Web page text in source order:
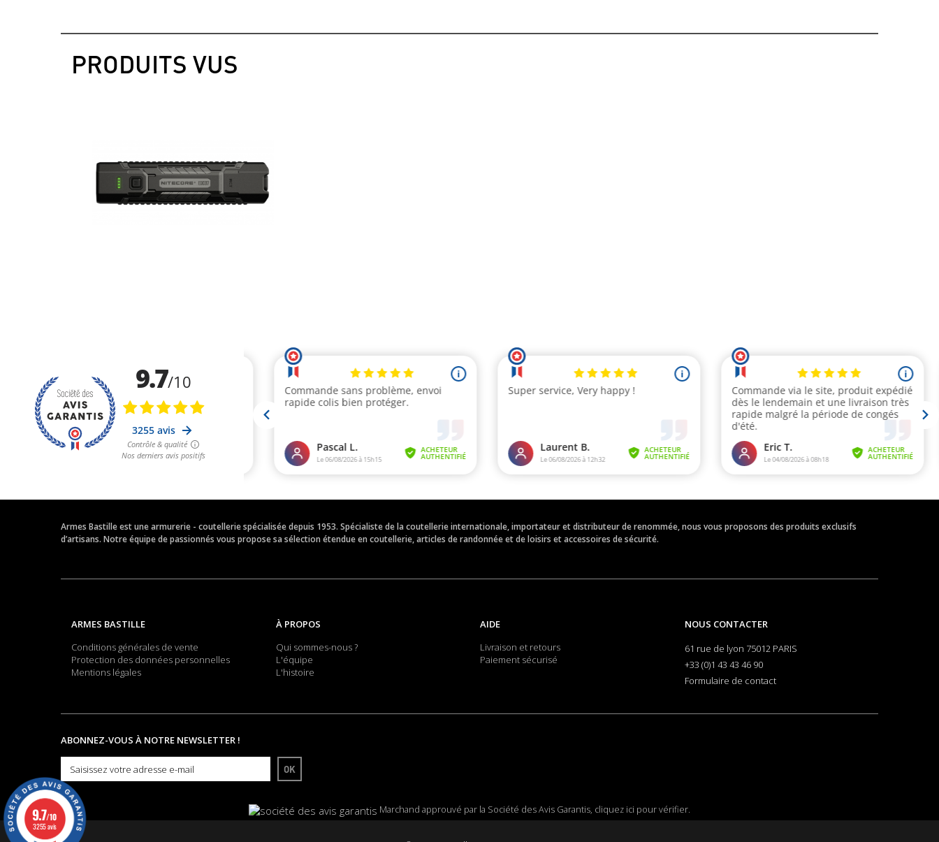
PRODUITS VUS
Armes Bastille est une armurerie - coutellerie spécialisée depuis 1953. Spécialiste de la coutellerie internationale, importateur et distributeur de renommée, nous vous proposons des produits exclusifs
d’artisans. Notre équipe de passionnés vous propose sa sélection étendue en coutellerie, articles de randonnée et de loisirs et accessoires de sécurité.
ARMES BASTILLE
Conditions générales de vente
Protection des données personnelles
Mentions légales
À PROPOS
Qui sommes-nous ?
L'équipe
L'histoire
AIDE
Livraison et retours
Paiement sécurisé
NOUS CONTACTER
61 rue de lyon 75012 PARIS
+33 (0)1 43 43 46 90
Formulaire de contact
ABONNEZ-VOUS À NOTRE NEWSLETTER !
OK
Marchand approuvé par la Société des Avis Garantis, cliquez ici pour vérifier.
9.7/10
3255 avis